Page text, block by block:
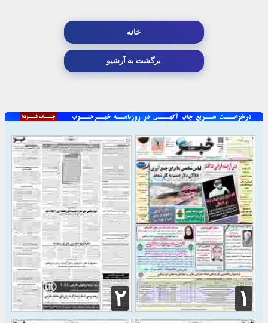
خانه
برگشت به آرشیو
۱ ۲